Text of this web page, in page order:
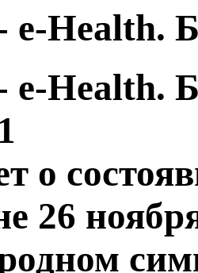
e-Health.
e-Health.
о
26